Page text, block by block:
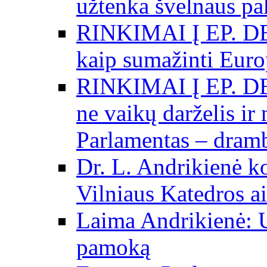
užtenka švelnaus
RINKIMAI Į EP.
kaip sumažinti
RINKIMAI Į EP.
ne vaikų darželis ir
Parlamentas –
Dr. L. Andrikienė
Vilniaus Katedros
Laima Andrikienė:
pamoką